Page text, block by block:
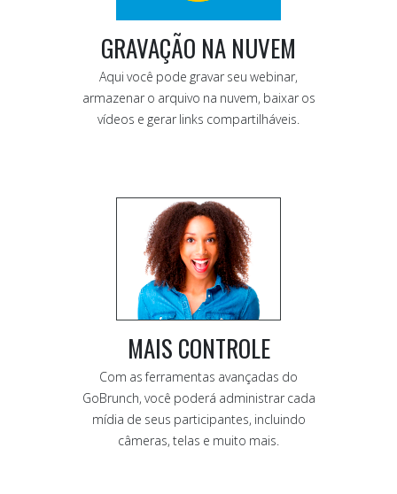
GRAVAÇÃO NA NUVEM
Aqui você pode gravar seu webinar,
armazenar o arquivo na nuvem, baixar os
vídeos e gerar links compartilháveis.
MAIS CONTROLE
Com as ferramentas avançadas do
GoBrunch, você poderá administrar cada
mídia de seus participantes, incluindo
câmeras, telas e muito mais.